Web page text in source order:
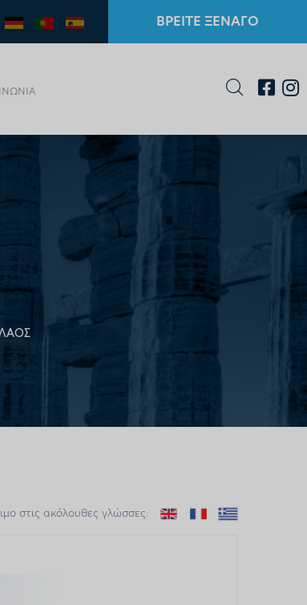
ΒΡΕΙΤΕ ΞΕΝΑΓΟ
στις ακόλουθες γλώσσες: